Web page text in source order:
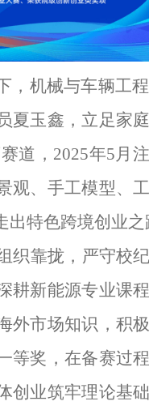
，机械与车辆工
夏玉鑫，立足家
道，2025年5月
观、手工模型、
出特色跨境创业之
织靠拢，严守校
耕新能源专业课
外市场知识，积
等奖，在备赛过
创业筑牢理论基